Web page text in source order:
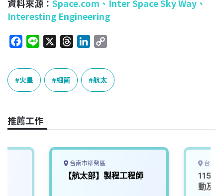
資料來源： Space.com 、 Inter Space Sky Way、
Interesting Engineering
c
e
b
o
k
e
e
n
k
e
n
p
L
k
火星 細菌 航太
推薦工作
台南市柳營區
【航太部】製程工程師
台北
動及